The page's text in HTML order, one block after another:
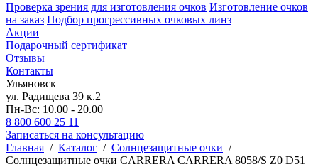
Проверка зрения для изготовления очков Изготовление очков
на заказ Подбор прогрессивных очковых линз
Акции
Подарочный сертификат
Отзывы
Контакты
Ульяновск
ул. Радищева 39 к.2
Пн-Вс: 10.00 - 20.00
8 800 600 25 11
Записаться на консультацию
Главная / Каталог / Солнцезащитные очки /
Солнцезащитные очки CARRERA CARRERA 8058/S Z0 D51